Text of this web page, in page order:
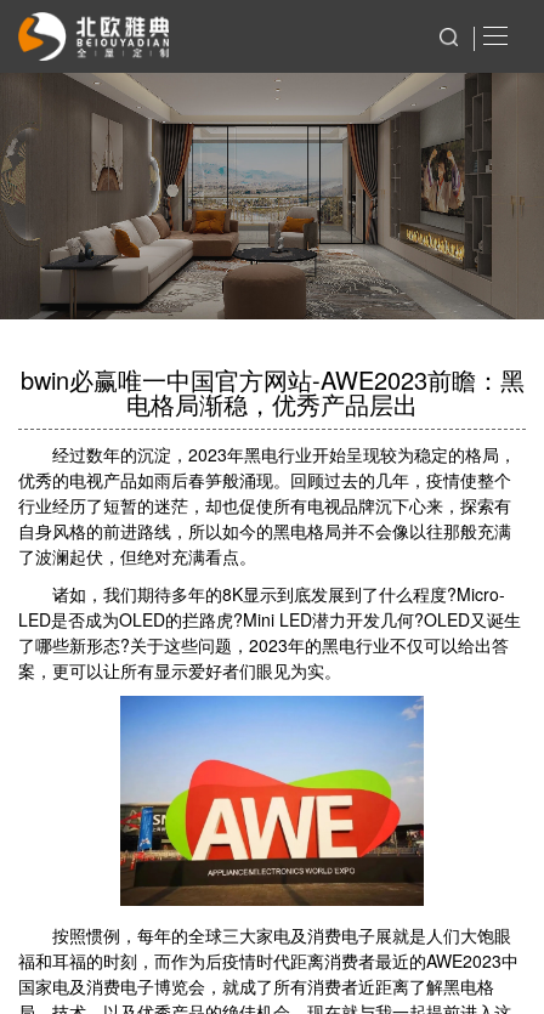
bwin必赢唯一中国官方网站-AWE2023前瞻：黑
电格局渐稳，优秀产品层出
经过数年的沉淀，2023年黑电行业开始呈现较为稳定的格局，
优秀的电视产品如雨后春笋般涌现。回顾过去的几年，疫情使整个
行业经历了短暂的迷茫，却也促使所有电视品牌沉下心来，探索有
自身风格的前进路线，所以如今的黑电格局并不会像以往那般充满
了波澜起伏，但绝对充满看点。
诸如，我们期待多年的8K显示到底发展到了什么程度?Micro-
LED是否成为OLED的拦路虎?Mini LED潜力开发几何?OLED又诞生
了哪些新形态?关于这些问题，2023年的黑电行业不仅可以给出答
案，更可以让所有显示爱好者们眼见为实。
按照惯例，每年的全球三大家电及消费电子展就是人们大饱眼
福和耳福的时刻，而作为后疫情时代距离消费者最近的AWE2023中
国家电及消费电子博览会，就成了所有消费者近距离了解黑电格